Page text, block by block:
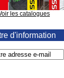
les catalogues
d'information